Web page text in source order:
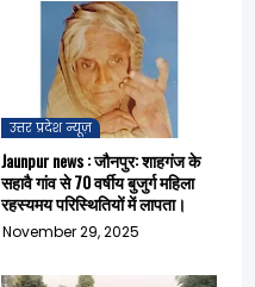
उत्तर प्रदेश न्यूज़
Jaunpur news : जौनपुर: शाहगंज के
सहावै गांव से 70 वर्षीय बुजुर्ग महिला
रहस्यमय परिस्थितियों में लापता।
November 29, 2025